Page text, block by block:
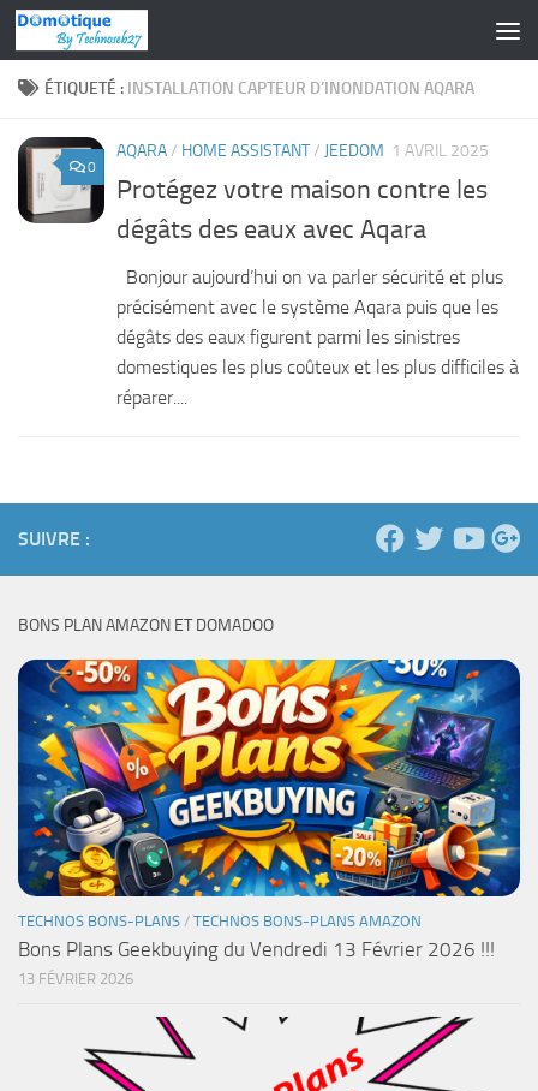
Skip to content
ÉTIQUETÉ : INSTALLATION CAPTEUR D’INONDATION AQARA
0
AQARA/ HOME ASSISTANT/ JEEDOM 1 AVRIL 2025
Protégez votre maison contre les
dégâts des eaux avec Aqara
Bonjour aujourd’hui on va parler sécurité et plus
précisément avec le système Aqara puis que les
dégâts des eaux figurent parmi les sinistres
domestiques les plus coûteux et les plus difficiles à
réparer....
SUIVRE :
BONS PLAN AMAZON ET DOMADOO
TECHNOS BONS-PLANS / TECHNOS BONS-PLANS AMAZON
Bons Plans Geekbuying du Vendredi 13 Février 2026 !!!
13 FÉVRIER 2026